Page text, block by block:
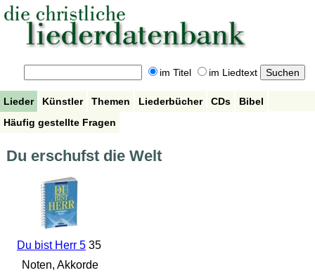
im Titel im Liedtext
Lieder Künstler Themen Liederbücher CDs
Bibel
Häufig gestellte Fragen
Du erschufst die Welt
Du bist Herr 535
Noten, Akkorde